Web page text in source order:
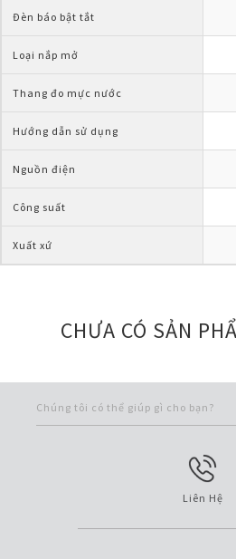
Đèn báo bật tắt
Loại nắp mở
Thang đo mực nước
Hướng dẫn sử dụng
Nguồn điện
Công suất
Xuất xứ
CHƯA CÓ SẢN
Chúng tôi có thể giúp gì cho bạn?
Liên Hệ